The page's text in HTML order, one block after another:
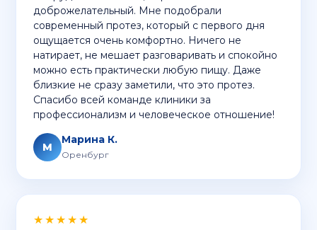
доброжелательный. Мне подобрали
современный протез, который с первого дня
ощущается очень комфортно. Ничего не
натирает, не мешает разговаривать и спокойно
можно есть практически любую пищу. Даже
близкие не сразу заметили, что это протез.
Спасибо всей команде клиники за
профессионализм и человеческое отношение!
М
Марина К.
Оренбург
★★★★★